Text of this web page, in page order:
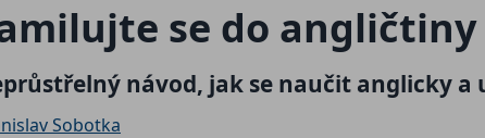
se do angličtiny
návod, jak se naučit anglicky a
Sobotka